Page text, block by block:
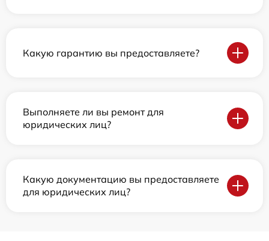
Какую гарантию вы предоставляете?
Выполняете ли вы ремонт для
юридических лиц?
Какую документацию вы предоставляете
для юридических лиц?